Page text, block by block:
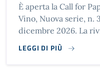
È aperta la Call for
Vino, Nuova serie, n.
dicembre 2026. La
LEGGI DI PIÙ